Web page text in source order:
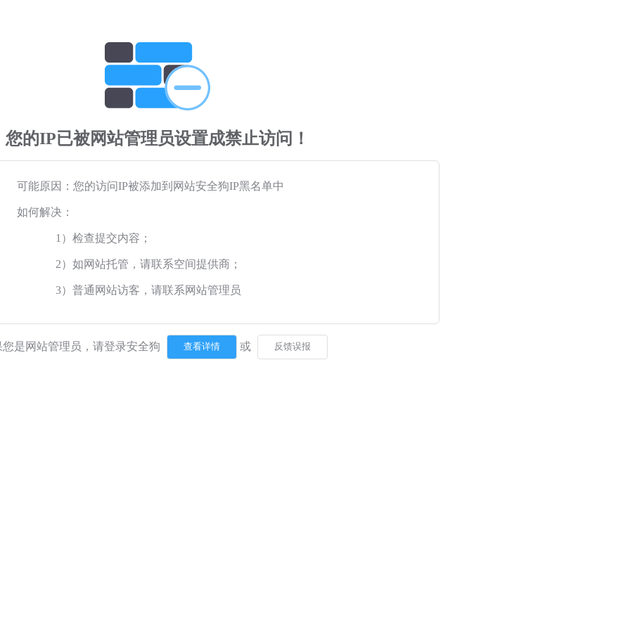
您的IP已被网站管理员设置成禁止访问！
可能原因：您的访问IP被添加到网站安全狗IP黑名单中
如何解决：
1）检查提交内容；
2）如网站托管，请联系空间提供商；
3）普通网站访客，请联系网站管理员
您是网站管理员，请登录安全狗 或